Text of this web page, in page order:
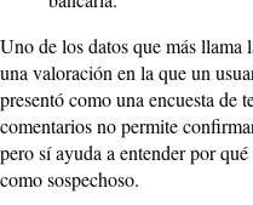
Uno de los datos que más llama
una valoración en la que un
presentó como una encuesta de
comentarios no permite
pero sí ayuda a entender por
como sospechoso.